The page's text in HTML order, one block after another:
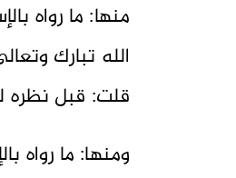
منها: ما رواه
الله تبارك
قلت: قبل نظره
ومنها: ما رواه